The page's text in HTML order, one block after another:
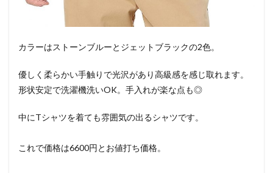
カラーはストーンブルーとジェットブラックの2色。
優しく柔らかい手触りで光沢があり高級感を感じ取れます。
形状安定で洗濯機洗いOK。手入れが楽な点も◎
中にTシャツを着ても雰囲気の出るシャツです。
これで価格は6600円とお値打ち価格。